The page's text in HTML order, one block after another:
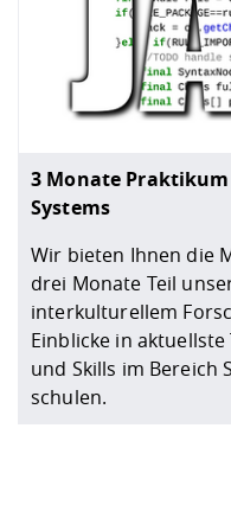
3 Monate
Systems
Wir bieten Ihnen die
drei Monate Teil
interkulturellem
Einblicke in
und Skills im Bereich
schulen.